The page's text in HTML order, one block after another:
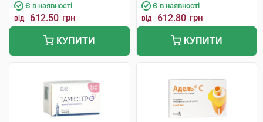
Є в наявності
від 612.50 грн
КУПИТИ
Є в наявності
від 612.80 грн
КУПИТИ